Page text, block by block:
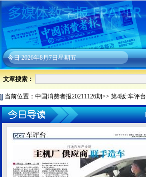
今日2026年8月7日星期五
文章搜索：
当前位置： 中国消费者报20211126期>> 第4版:车评台